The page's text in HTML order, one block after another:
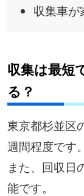
収集車
収集は最短
る？
東京都杉並区
週間程度です。
また、回収日
能です。